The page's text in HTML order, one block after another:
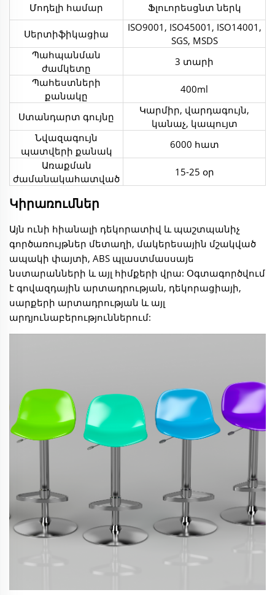
Մոդելի համար
Ֆլուորեսցնտ ներկ
Սերտիֆիկացիա
ISO9001, ISO45001, ISO14001,
SGS, MSDS
Պահպանման
ժամկետը
3 տարի
Պահեստների
քանակը
400ml
Ստանդարտ գույնը
Կարմիր, վարդագույն,
կանաչ, կապույտ
Նվազագույն
պատվերի քանակ
6000 հատ
Առաքման
ժամանակահատված
15-25 օր
Կիրառումներ
Այն ունի հիանալի դեկորատիվ և պաշտպանիչ
գործառույթներ մետաղի, մակերեսային մշակված
ապակի փայտի, ABS պլաստմասսայե
նստարանների և այլ հիմքերի վրա: Օգտագործվում
է գովազդային արտադրության, դեկորացիայի,
սարքերի արտադրության և այլ
արդյունաբերություններում: